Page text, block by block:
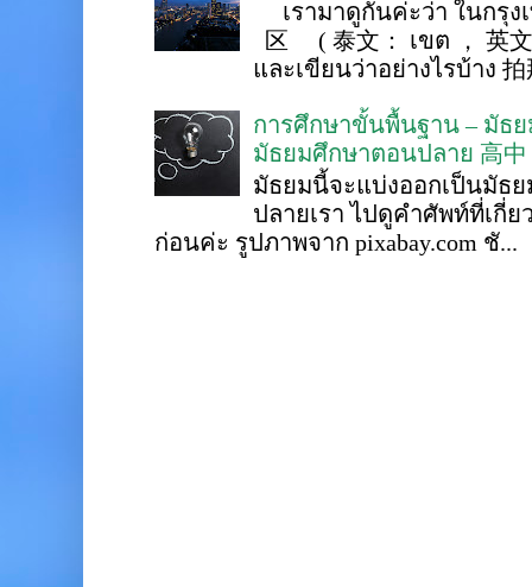
เรามาดูกันค่ะว่า ในกรุง
区 ( 泰文： เขต ， 英
และเขียนว่าอย่างไรบ้าง 拍
การศึกษาขั้นพื้นฐาน – มัธ
มัธยมศึกษาตอนปลาย 高中
มัธยมนี้จะแบ่งออกเป็นมัธ
ปลายเรา ไปดูคำศัพท์ที่เกี่
ก่อนค่ะ รูปภาพจาก pixabay.com ชั...